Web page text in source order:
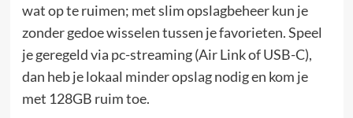
wat op te ruimen; met slim opslagbeheer kun je
zonder gedoe wisselen tussen je favorieten. Speel
je geregeld via pc-streaming (Air Link of USB-C),
dan heb je lokaal minder opslag nodig en kom je
met 128GB ruim toe.